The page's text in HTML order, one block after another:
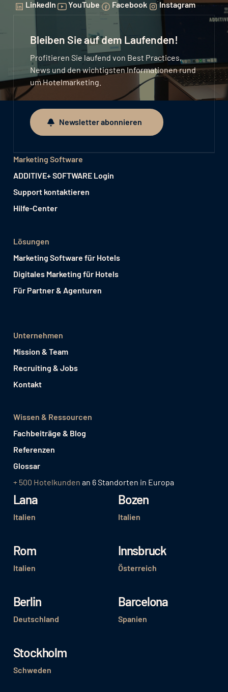
LinkedIn YouTube Facebook Instagram
Bleiben Sie auf dem Laufenden!
Profitieren Sie laufend von Best Practices,
News und den wichtigsten Informationen rund
um Hotelmarketing.
Newsletter abonnieren
Newsletter abonnieren
Marketing Software
ADDITIVE+ SOFTWARE Login
Support kontaktieren
Hilfe-Center
Lösungen
Marketing Software für Hotels
Digitales Marketing für Hotels
Für Partner & Agenturen
Unternehmen
Mission & Team
Recruiting & Jobs
Kontakt
Wissen & Ressourcen
Fachbeiträge & Blog
Referenzen
Glossar
+ 500 Hotelkunden an 6 Standorten in Europa
Lana
Italien
Bozen
Italien
Rom
Italien
Innsbruck
Österreich
Berlin
Deutschland
Barcelona
Spanien
Stockholm
Schweden